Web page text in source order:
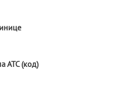
АТС (код)